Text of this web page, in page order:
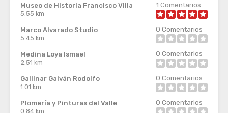
Museo de Historia Francisco Villa
5.55 km
1 Comentarios
Marco Alvarado Studio
5.45 km
0 Comentarios
Medina Loya Ismael
2.51 km
0 Comentarios
Gallinar Galván Rodolfo
1.01 km
0 Comentarios
Plomería y Pinturas del Valle
0.84 km
0 Comentarios